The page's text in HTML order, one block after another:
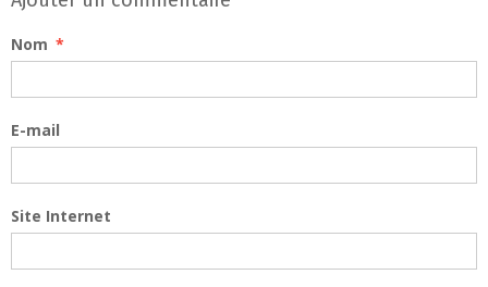
Nom
E-mail
Site Internet